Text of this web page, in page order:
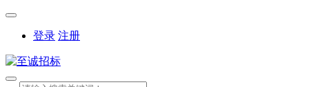
登录 注册